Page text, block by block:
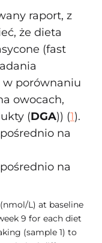
raport, z
że dieta
(fast
w porównaniu
owocach,
(DGA)) (1).
L) at baseline
9 for each diet
(sample 1) to